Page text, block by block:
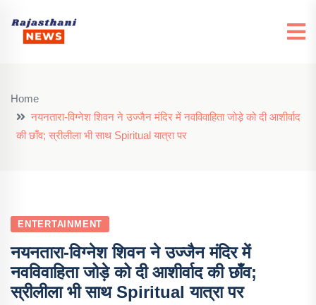
Home
नयनतारा-विग्नेश शिवन ने उज्जैन मंदिर में नवविवाहिता जोड़े को दी आशीर्वाद
की छाँव; स्रीलीला भी साथ Spiritual यात्रा पर
ENTERTAINMENT
नयनतारा-विग्नेश शिवन ने उज्जैन मंदिर में
नवविवाहिता जोड़े को दी आशीर्वाद की छाँव;
स्रीलीला भी साथ Spiritual यात्रा पर